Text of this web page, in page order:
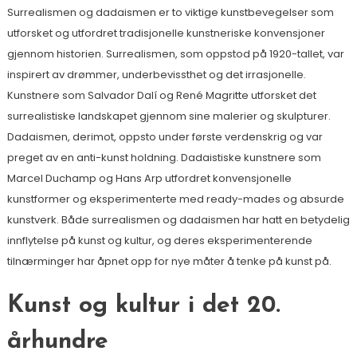
Surrealismen og dadaismen er to viktige kunstbevegelser som
utforsket og utfordret tradisjonelle kunstneriske konvensjoner
gjennom historien. Surrealismen, som oppstod på 1920-tallet, var
inspirert av drømmer, underbevissthet og det irrasjonelle.
Kunstnere som Salvador Dalí og René Magritte utforsket det
surrealistiske landskapet gjennom sine malerier og skulpturer.
Dadaismen, derimot, oppsto under første verdenskrig og var
preget av en anti-kunst holdning. Dadaistiske kunstnere som
Marcel Duchamp og Hans Arp utfordret konvensjonelle
kunstformer og eksperimenterte med ready-mades og absurde
kunstverk. Både surrealismen og dadaismen har hatt en betydelig
innflytelse på kunst og kultur, og deres eksperimenterende
tilnærminger har åpnet opp for nye måter å tenke på kunst på.
Kunst og kultur i det 20.
århundre